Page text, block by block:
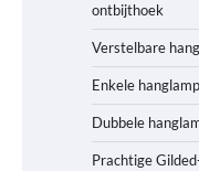
ontbijthoek
Verstelbare
Enkele
Dubbele
Prachtige